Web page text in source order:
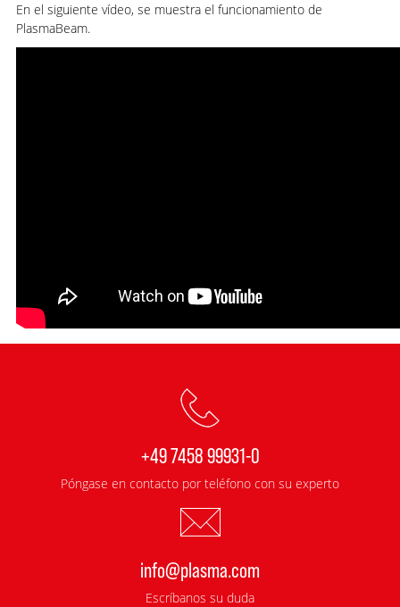
En el siguiente vídeo, se muestra el funcionamiento de
PlasmaBeam.
+49 7458 99931-0
Póngase en contacto por teléfono con su experto
info@plasma.com
Escríbanos su duda